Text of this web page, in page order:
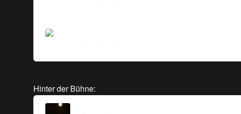
Hinter der Bühne: